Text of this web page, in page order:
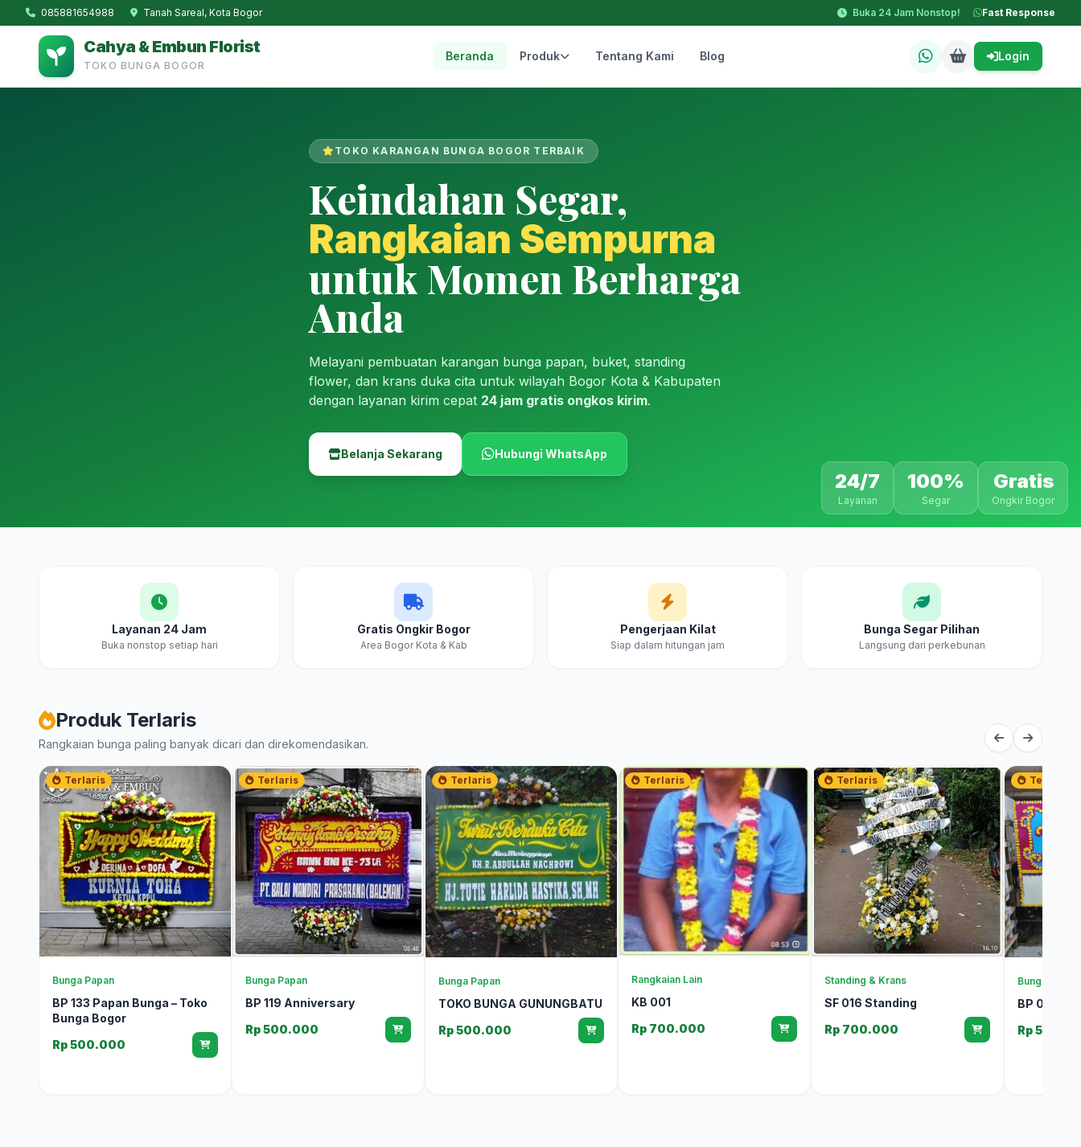
085881654988 Tanah Sareal, Kota Bogor Buka 24 Jam Nonstop! Fast Response
Cahya & Embun Florist
TOKO BUNGA BOGOR
Beranda Produk Tentang Kami Blog Login
TOKO KARANGAN BUNGA BOGOR TERBAIK
Keindahan Segar,
Rangkaian Sempurna
untuk Momen Berharga
Anda
Melayani pembuatan karangan bunga papan, buket, standing
flower, dan krans duka cita untuk wilayah Bogor Kota & Kabupaten
dengan layanan kirim cepat 24 jam gratis ongkos kirim.
Belanja Sekarang Hubungi WhatsApp
24/7
Layanan
100%
Segar
Gratis
Ongkir Bogor
Layanan 24 Jam
Buka nonstop setiap hari
Gratis Ongkir Bogor
Area Bogor Kota & Kab
Pengerjaan Kilat
Siap dalam hitungan jam
Bunga Segar Pilihan
Langsung dari perkebunan
Produk Terlaris
Rangkaian bunga paling banyak dicari dan direkomendasikan.
Terlaris
Bunga Papan
BP 133 Papan Bunga – Toko
Bunga Bogor
Rp 500.000
Terlaris
Bunga Papan
BP 119 Anniversary
Rp 500.000
Terlaris
Bunga Papan
TOKO BUNGA GUNUNGBATU
Rp 500.000
Terlaris
Rangkaian Lain
KB 001
Rp 700.000
Terlaris
Standing & Krans
SF 016 Standing
Rp 700.000
Terlaris
Bunga Papan
BP 090
Rp